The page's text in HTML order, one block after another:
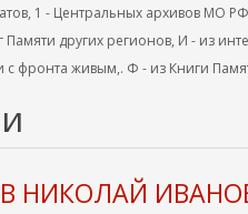
1 - Центральных архивов МО
Памяти других регионов, И - из
с фронта живым,. Ф - из Книги
НИКОЛАЙ